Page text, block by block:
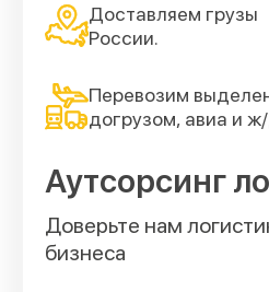
Доставляем
России.
Перевозим
догрузом, авиа и
Аутсорсинг
Доверьте нам
бизнеса